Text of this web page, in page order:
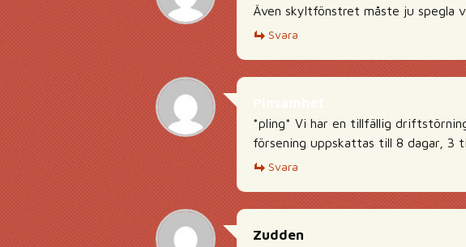
Även skyltfönstret måste ju spegla
Svara
*pling* Vi har en tillfällig
försening uppskattas till 8 dagar, 3
Svara
Zudden